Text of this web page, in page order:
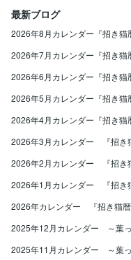
最新ブログ
2026年8月カレンダー『招き猫
2026年7月カレンダー『招き猫
2026年6月カレンダー『招き猫
2026年5月カレンダー『招き猫
2026年4月カレンダー『招き猫
2026年3月カレンダー 『招き
2026年2月カレンダー 『招き
2026年1月カレンダー 『招き
2026年カレンダー 『招き猫暦
2025年12月カレンダー ～葉
2025年11月カレンダー ～葉